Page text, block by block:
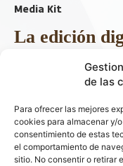
de las
Para ofrecer las mejores
cookies para almacenar y/
consentimiento de estas
el comportamiento de
sitio. No consentir o retirar
Media Kit
La edición
Descargar último
ir a hemeroteca
+ Contenido